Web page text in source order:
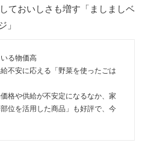
ておいしさも増す「ましましベ
」
る物価高
不安に応える「野菜を使ったごは
格や供給が不安定になるなか、家
位を活用した商品」も好評で、今